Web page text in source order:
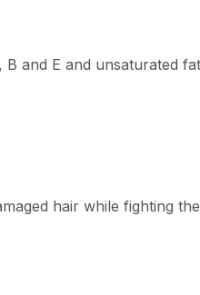
and E and unsaturated
hair while fighting